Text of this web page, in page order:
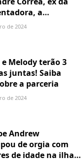
a
por alienação
de 2024
Melody terão 3
juntas! Saiba
a parceria
de 2024
Andrew
de orgia com
de idade na ilha